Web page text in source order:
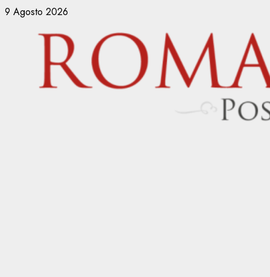
Vai
contenuto
9 Agosto 2026